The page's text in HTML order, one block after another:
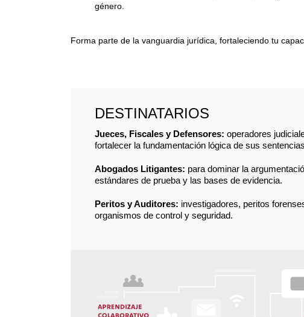
género.
Forma parte de la vanguardia jurídica, fortaleciendo tu
DESTINATARIOS
Jueces, Fiscales y Defensores: operadores
fortalecer la fundamentación lógica de sus
Abogados Litigantes: para dominar la
estándares de prueba y las bases de evidencia.
Peritos y Auditores: investigadores, peritos
organismos de control y seguridad.